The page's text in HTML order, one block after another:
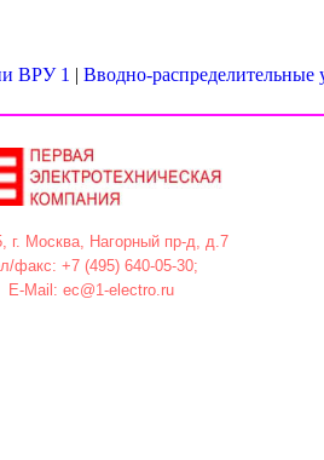
ВРУ 1 | Вводно-распределительные
г. Москва, Нагорный пр-д, д.7
факс: +7 (495) 640-05-30;
E-Mail: ec@1-electro.ru